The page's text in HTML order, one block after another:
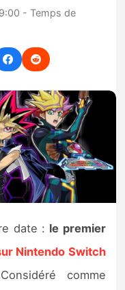
- Temps de
date : le premier
Nintendo Switch
comme